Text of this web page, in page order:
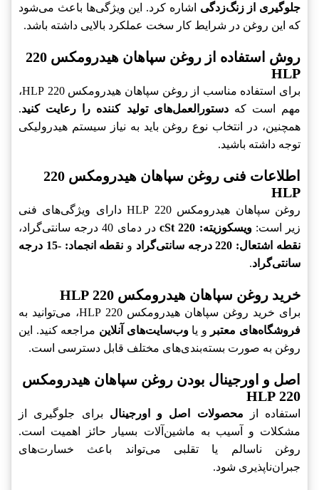
جلوگیری از زنگ‌زدگی اشاره کرد. این ویژگی‌ها باعث می‌شود
که این روغن در شرایط کار سخت عملکرد بالایی داشته باشد.
روش استفاده از روغن سپاهان هیدرومکس 220
HLP
برای استفاده مناسب از روغن سپاهان هیدرومکس 220 HLP،
مهم است کهدستورالعمل‌های تولید کننده را رعایت کنید.
همچنین، در انتخاب نوع روغن باید به نیاز سیستم هیدرولیکی
توجه داشته باشید.
اطلاعات فنی روغن سپاهان هیدرومکس 220
HLP
روغن سپاهان هیدرومکس 220 HLP دارای ویژگی‌های فنی
زیر است:ویسکوزیته: 220 cSt
در دمای 40 درجه سانتی‌گراد،
نقطه اشتعال: 220 درجه سانتی‌گراد
و
نقطه انجماد: -15 درجه
سانتی‌گراد.
خرید روغن سپاهان هیدرومکس 220 HLP
برای خرید روغن سپاهان هیدرومکس 220 HLP، می‌توانید به
فروشگاه‌های معتبر و یاوب‌سایت‌های آنلاین مراجعه کنید. این
روغن به صورت بسته‌بندی‌های مختلف قابل دسترسی است.
اصل و اورجینال بودن روغن سپاهان هیدرومکس
220 HLP
استفاده از محصولات اصل و اورجینال برای جلوگیری از
مشکلات و آسیب به ماشین‌آلات بسیار حائز اهمیت است.
روغن ناسالم یا تقلبی می‌تواند باعث خسارت‌های
جبران‌ناپذیری شود.